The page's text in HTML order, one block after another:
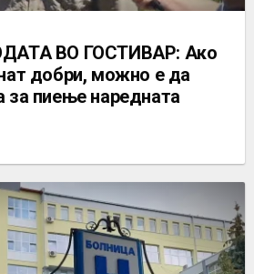
ВО ГОСТИВАР: Ако
добри, можно е да
за пиење наредната